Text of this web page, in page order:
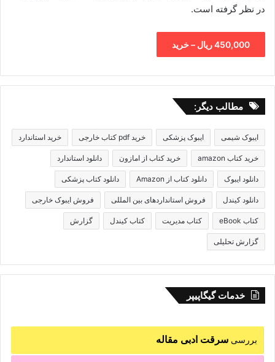
در نظر گرفته است.
450,000 ریال – خرید
مطالب دیگر:
ایبوک شیمی ایبوک پزشکی خرید pdf کتاب خارجی خرید استاندارد
خرید کتاب amazon خرید کتاب از امازون دانلود استاندارد
دانلود ایبوک دانلود کتاب از Amazon دانلود کتاب پزشکی
دانلود کیندل فروش استانداردهای بین المللی فروش ایبوک خارجی
کتاب eBook کتاب مدیریت کتاب کیندل گزارش
گزارش تحلیلی
خدمات گیگاپیپر
بررسی سرقت ادبی مقاله